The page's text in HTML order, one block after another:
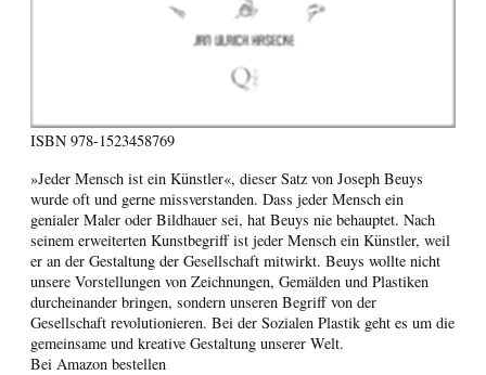
ISBN 978-1523458769
»Jeder Mensch ist ein Künstler«, dieser Satz von Joseph Beuys
wurde oft und gerne missverstanden. Dass jeder Mensch ein
genialer Maler oder Bildhauer sei, hat Beuys nie behauptet. Nach
seinem erweiterten Kunstbegriff ist jeder Mensch ein Künstler, weil
er an der Gestaltung der Gesellschaft mitwirkt. Beuys wollte nicht
unsere Vorstellungen von Zeichnungen, Gemälden und Plastiken
durcheinander bringen, sondern unseren Begriff von der
Gesellschaft revolutionieren. Bei der Sozialen Plastik geht es um die
gemeinsame und kreative Gestaltung unserer Welt.
Bei Amazon bestellen